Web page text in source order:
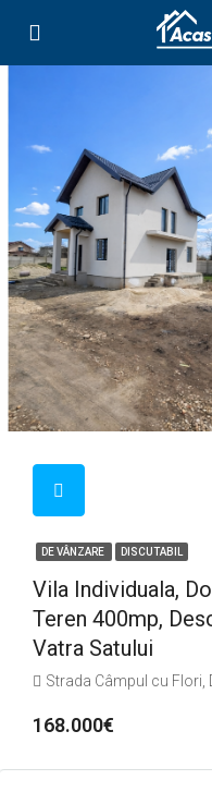
DE VÂNZARE DISCUTABIL
Vila Individuala,
Teren 400mp,
Vatra Satului
Strada Câmpul cu Flori,
168.000€